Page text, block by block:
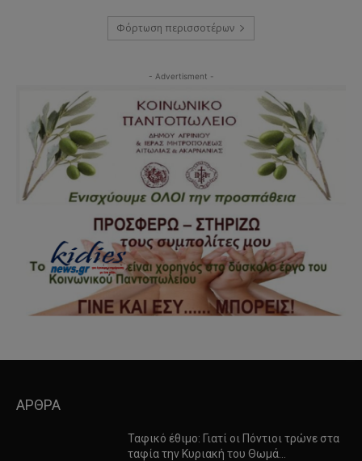
Φόρτωση περισσοτέρων
- Advertisment -
ΑΡΘΡΑ
Ταφικό έθιμο: Γιατί οι Πόντιοι τρώνε στα
ταφία την Κυριακή του Θωμά…